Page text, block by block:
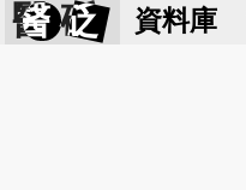
醫 砭 資料庫